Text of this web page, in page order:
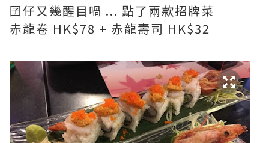
囝仔又幾醒目喎 ... 點了兩款招牌菜
赤龍卷 HK$78 + 赤龍壽司 HK$32